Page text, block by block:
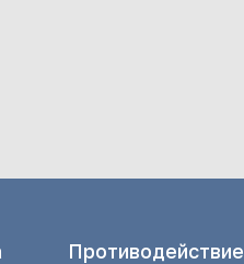
Противодействие